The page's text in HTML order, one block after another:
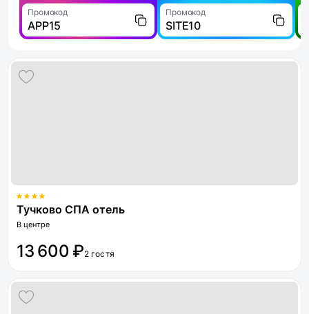
Промокод
APP15
Промокод
SITE10
Тучково СПА отель
В центре
13 600 ₽2 гостя